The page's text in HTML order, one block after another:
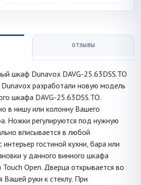
ОТЗЫВЫ
шкаф Dunavox DAVG-25.63DSS.TO
разработали новую модель
шкафа DAVG-25.63DSS.TO.
в нишу или колонну Вашего
Ножки регулируются под нужную
вписывается в любой
гостиной кухни, бара или
у данного винного шкафа
Touch Open. Дверца открывается во
Вашей руки к стеклу. При